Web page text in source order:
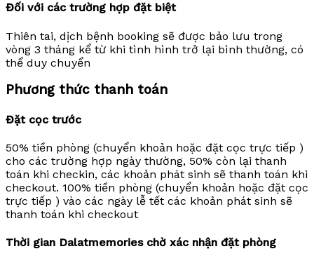
Đối với các trường hợp đặt biệt
Thiên tai, dịch bệnh booking sẽ được bảo lưu trong
vòng 3 tháng kể từ khi tình hình trở lại bình thường, có
thể duy chuyển
Phương thức thanh toán
Đặt cọc trước
50% tiền phòng (chuyển khoản hoặc đặt cọc trực tiếp )
cho các trường hợp ngày thường, 50% còn lại thanh
toán khi checkin, các khoản phát sinh sẽ thanh toán khi
checkout. 100% tiền phòng (chuyển khoản hoặc đặt cọc
trực tiếp ) vào các ngày lễ tết các khoản phát sinh sẽ
thanh toán khi checkout
Thời gian Dalatmemories chờ xác nhận đặt phòng